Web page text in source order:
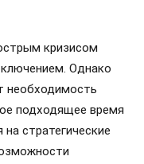
кризисом
Однако
необходимость
подходящее время
стратегические